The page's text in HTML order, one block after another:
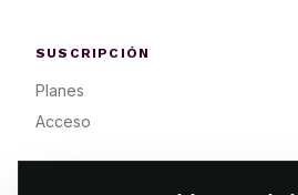
SUSCRIPCIÓN
Planes
Acceso